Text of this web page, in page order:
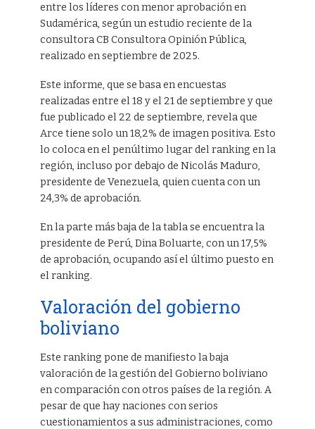
entre los líderes con menor aprobación en
Sudamérica, según un estudio reciente de la
consultora CB Consultora Opinión Pública,
realizado en septiembre de 2025.
Este informe, que se basa en encuestas
realizadas entre el 18 y el 21 de septiembre y que
fue publicado el 22 de septiembre, revela que
Arce tiene solo un 18,2% de imagen positiva. Esto
lo coloca en el penúltimo lugar del ranking en la
región, incluso por debajo de Nicolás Maduro,
presidente de Venezuela, quien cuenta con un
24,3% de aprobación.
En la parte más baja de la tabla se encuentra la
presidente de Perú, Dina Boluarte, con un 17,5%
de aprobación, ocupando así el último puesto en
el ranking.
Valoración del gobierno
boliviano
Este ranking pone de manifiesto la baja
valoración de la gestión del Gobierno boliviano
en comparación con otros países de la región. A
pesar de que hay naciones con serios
cuestionamientos a sus administraciones, como